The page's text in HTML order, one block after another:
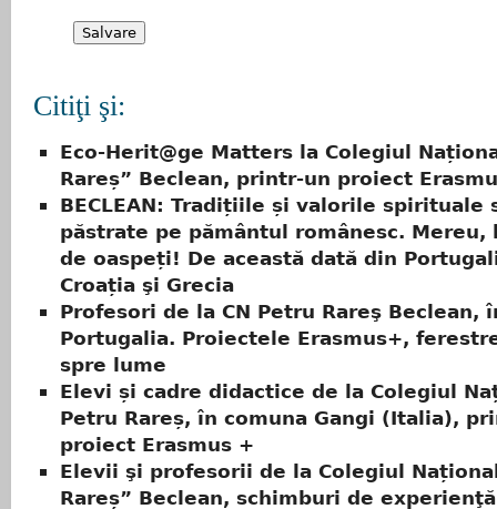
Citiţi şi:
Eco-Herit@ge Matters la Colegiul
Rareș” Beclean, printr-un proiect
BECLEAN: Tradițiile și valorile spirituale
păstrate pe pământul românesc. Mereu,
de oaspeți! De această dată din
Croația şi Grecia
Profesori de la CN Petru Rareş Beclean,
Portugalia. Proiectele Erasmus+,
spre lume
Elevi și cadre didactice de la Colegiul
Petru Rareș, în comuna Gangi (Italia),
proiect Erasmus +
Elevii şi profesorii de la Colegiul
Rareș” Beclean, schimburi de